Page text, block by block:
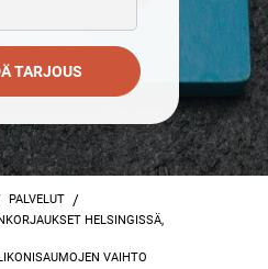
TARJOUS
PALVELUT /
HELSINGISSÄ,
VAIHTO